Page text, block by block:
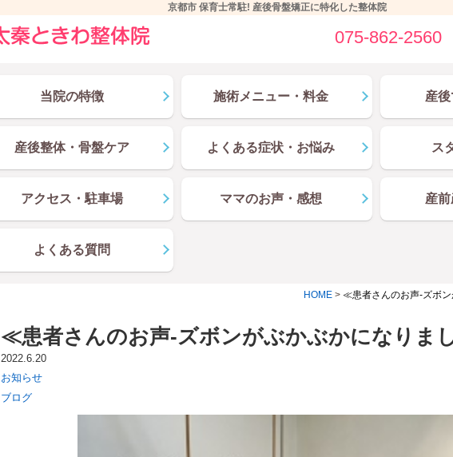
京都市 保育士常駐! 産後骨盤矯正に特化した整体院
075-862-2560
当院の特徴 施術メニュー・料金 産
産後整体・骨盤ケア よくある症状・お悩み ス
アクセス・駐車場 ママのお声・感想 産
よくある質問
HOME > ≪患者さんのお声-ズボ
≪患者さんのお声-ズボンがぶかぶかになりま
2022.6.20
お知らせ
ブログ